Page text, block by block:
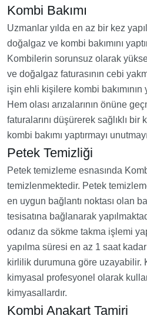
Kombi Bakımı
Uzmanlar yılda en az bir kez
doğalgaz ve kombi bakımını
Kombilerin sorunsuz olarak
ve doğalgaz faturasının cebi
işin ehli kişilere kombi bakımının
Hem olası arızalarının önüne
faturalarını düşürerek sağlıklı bir
kombi bakımı yaptırmayı
Petek Temizliği
Petek temizleme esnasında
temizlenmektedir. Petek
en uygun bağlantı noktası olan
tesisatına bağlanarak
odanız da sökme takma işlemi
yapılma süresi en az 1 saat
kirlilik durumuna göre uzayabilir.
kimyasal profesyonel olarak
kimyasallardır.
Kombi Anakart Tamiri